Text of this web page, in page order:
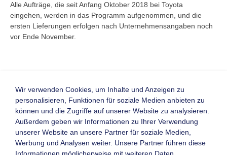
Alle Aufträge, die seit Anfang Oktober 2018 bei Toyota
eingehen, werden in das Programm aufgenommen, und die
ersten Lieferungen erfolgen nach Unternehmensangaben noch
vor Ende November.
Zurück
Homepage Visitenkarte
Wir verwenden Cookies, um Inhalte und Anzeigen zu
personalisieren, Funktionen für soziale Medien anbieten zu
können und die Zugriffe auf unserer Website zu analysieren.
Außerdem geben wir Informationen zu Ihrer Verwendung
unserer Website an unsere Partner für soziale Medien,
Werbung und Analysen weiter. Unsere Partner führen diese